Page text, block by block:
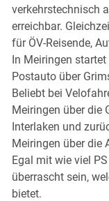
verkehrstechnisch
erreichbar.
für ÖV-Reisende,
In Meiringen
Postauto über
Beliebt bei
Meiringen über die
Interlaken und
Meiringen über die
Egal mit wie viel
überrascht sein,
bietet.